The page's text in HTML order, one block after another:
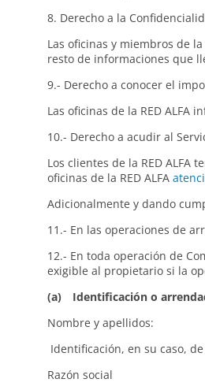
8. Derecho a la
Las oficinas y miembros de
resto de informaciones que
9.- Derecho a conocer el
Las oficinas de la RED
10.- Derecho a acudir al
Los clientes de la RED ALFA
oficinas de la RED ALFA
Adicionalmente y dando
11.- En las operaciones de
12.- En toda operación de
exigible al propietario si la
(a) Identificación o
Nombre y
Identificación, en su caso,
Razón